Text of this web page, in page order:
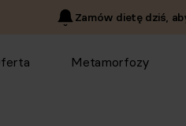
Zamów dietę dziś,
Metamorfozy